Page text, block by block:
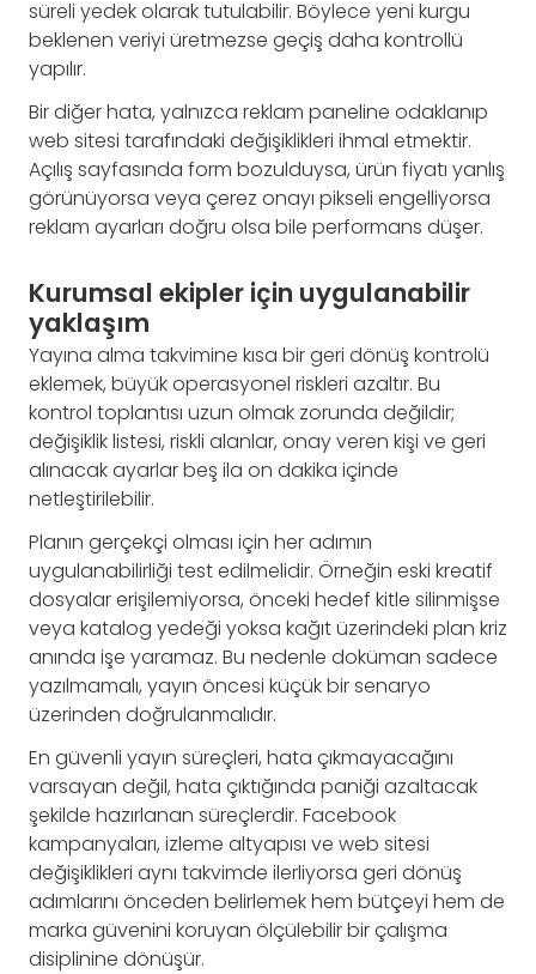
süreli yedek olarak tutulabilir. Böylece yeni kurgu
beklenen veriyi üretmezse geçiş daha kontrollü
yapılır.
Bir diğer hata, yalnızca reklam paneline odaklanıp
web sitesi tarafındaki değişiklikleri ihmal etmektir.
Açılış sayfasında form bozulduysa, ürün fiyatı yanlış
görünüyorsa veya çerez onayı pikseli engelliyorsa
reklam ayarları doğru olsa bile performans düşer.
Kurumsal ekipler için uygulanabilir
yaklaşım
Yayına alma takvimine kısa bir geri dönüş kontrolü
eklemek, büyük operasyonel riskleri azaltır. Bu
kontrol toplantısı uzun olmak zorunda değildir;
değişiklik listesi, riskli alanlar, onay veren kişi ve geri
alınacak ayarlar beş ila on dakika içinde
netleştirilebilir.
Planın gerçekçi olması için her adımın
uygulanabilirliği test edilmelidir. Örneğin eski kreatif
dosyalar erişilemiyorsa, önceki hedef kitle silinmişse
veya katalog yedeği yoksa kağıt üzerindeki plan kriz
anında işe yaramaz. Bu nedenle doküman sadece
yazılmamalı, yayın öncesi küçük bir senaryo
üzerinden doğrulanmalıdır.
En güvenli yayın süreçleri, hata çıkmayacağını
varsayan değil, hata çıktığında paniği azaltacak
şekilde hazırlanan süreçlerdir. Facebook
kampanyaları, izleme altyapısı ve web sitesi
değişiklikleri aynı takvimde ilerliyorsa geri dönüş
adımlarını önceden belirlemek hem bütçeyi hem de
marka güvenini koruyan ölçülebilir bir çalışma
disiplinine dönüşür.